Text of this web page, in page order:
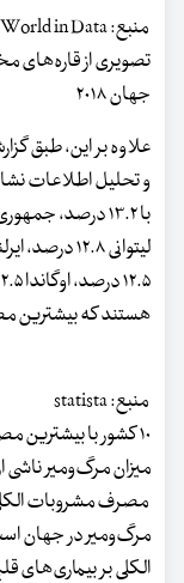
منبع: Our World in Data
تصویری از
جهان ۲۰۱۸
هستند که بیشترین مصرف
منبع: statista
۱۰ کشور با بیشترین مصرف الکل در سال ۲۰۱۹
میزان مرگ‌ومیر
مصرف مشروبات الکلی
مرگ‌ومیر در جهان
الکلی بر بیماری‌های